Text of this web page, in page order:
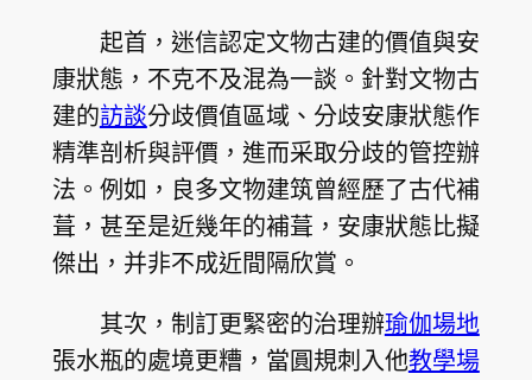
起首，迷信認定文物古建的價值與安
康狀態，不克不及混為一談。針對文物古
建的訪談分歧價值區域、分歧安康狀態作
精準剖析與評價，進而采取分歧的管控辦
法。例如，良多文物建筑曾經歷了古代補
葺，甚至是近幾年的補葺，安康狀態比擬
傑出，并非不成近間隔欣賞。
其次，制訂更緊密的治理辦瑜伽場地
張水瓶的處境更糟，當圓規刺入他教學場